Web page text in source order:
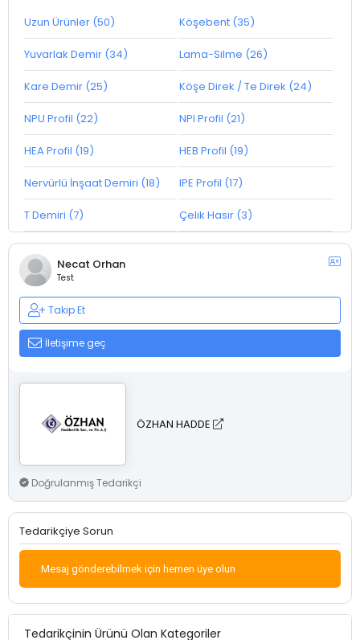
Uzun Ürünler (50) Köşebent (35)
Yuvarlak Demir (34) Lama-Silme (26)
Kare Demir (25) Köşe Direk / Te Direk (24)
NPU Profil (22) NPI Profil (21)
HEA Profil (19) HEB Profil (19)
Nervürlü İnşaat Demiri (18) IPE Profil (17)
T Demiri (7) Çelik Hasır (3)
Necat Orhan
Test
Takip Et
İletişime geç
ÖZHAN HADDE
Doğrulanmış Tedarikçi
Tedarikçiye Sorun
Mesaj gönderebilmek için hemen üye olun
Tedarikçinin Ürünü Olan Kategoriler